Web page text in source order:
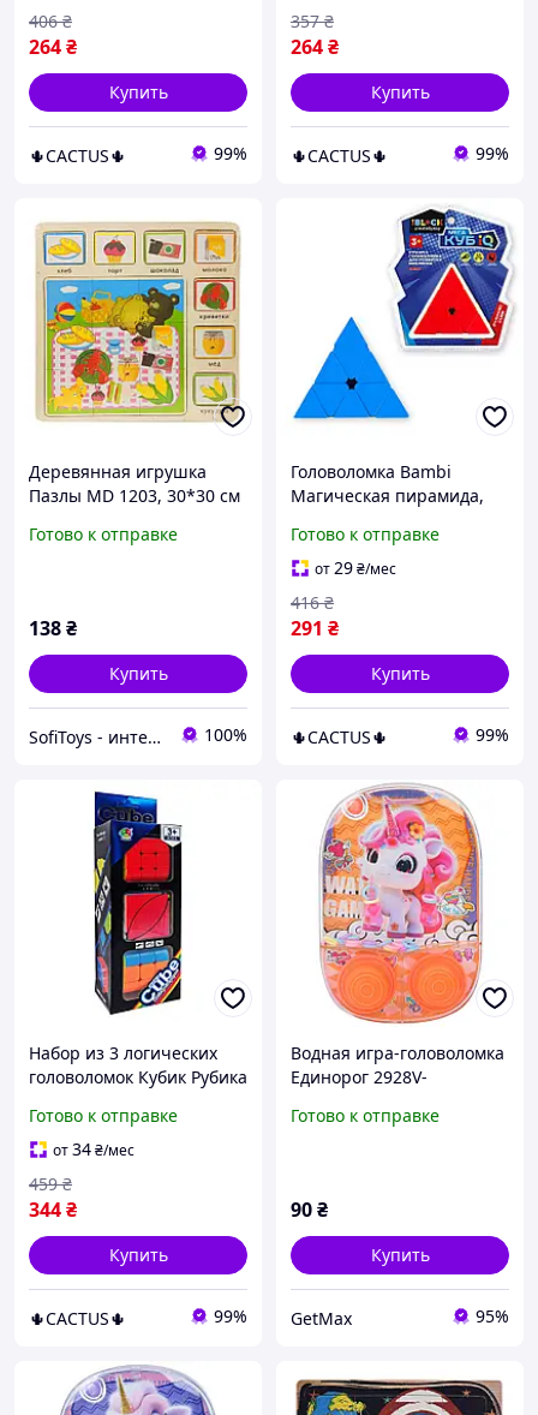
264₴
406 ₴
Купить
🌵CACTUS🌵 99%
264₴
357 ₴
Купить
🌵CACTUS🌵 99%
Деревянная игрушка
Пазлы MD 1203, 30*30 см
1203-4
Готово к отправке
138₴
Купить
SofiToys - интернет-магазин детских игрушек в Украине 100%
Головоломка Bambi
Магическая пирамида,
Рубика, для развития
мышления и мелкой
моторики
Готово к отправке
от29₴/мес
291 ₴
416 ₴
Купить
🌵CACTUS🌵 99%
Набор из 3 логических
головоломок Кубик Рубика
для развития
Готово к отправке
от34₴/мес
344₴
459 ₴
Купить
🌵CACTUS🌵 99%
Водная игра-головоломка
Единорог 2928V-
см
Готово к отправке
90₴
Купить
GetMax 95%